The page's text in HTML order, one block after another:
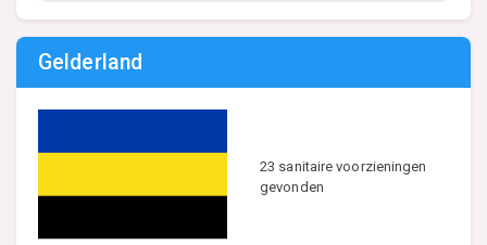
Gelderland
23 sanitaire voorzieningen
gevonden